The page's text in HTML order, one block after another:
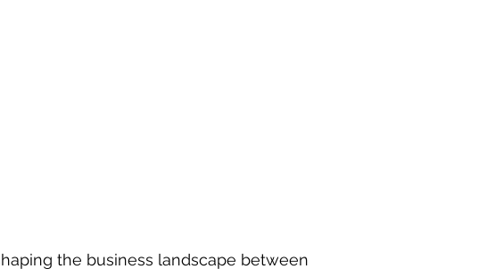
the business landscape between